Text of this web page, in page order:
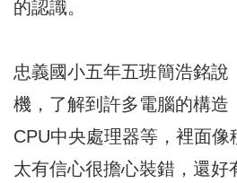
的認識。
忠義國小五年五班簡浩銘說
機，了解到許多電腦的構造
CPU中央處理器等，裡面像
太有信心很擔心裝錯，還好